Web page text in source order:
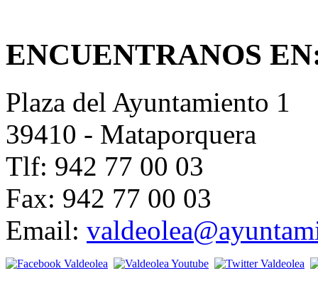
ENCUENTRANOS
Plaza del Ayuntamiento 1
39410 - Mataporquera
Tlf: 942 77 00 03
Fax: 942 77 00 03
Email: